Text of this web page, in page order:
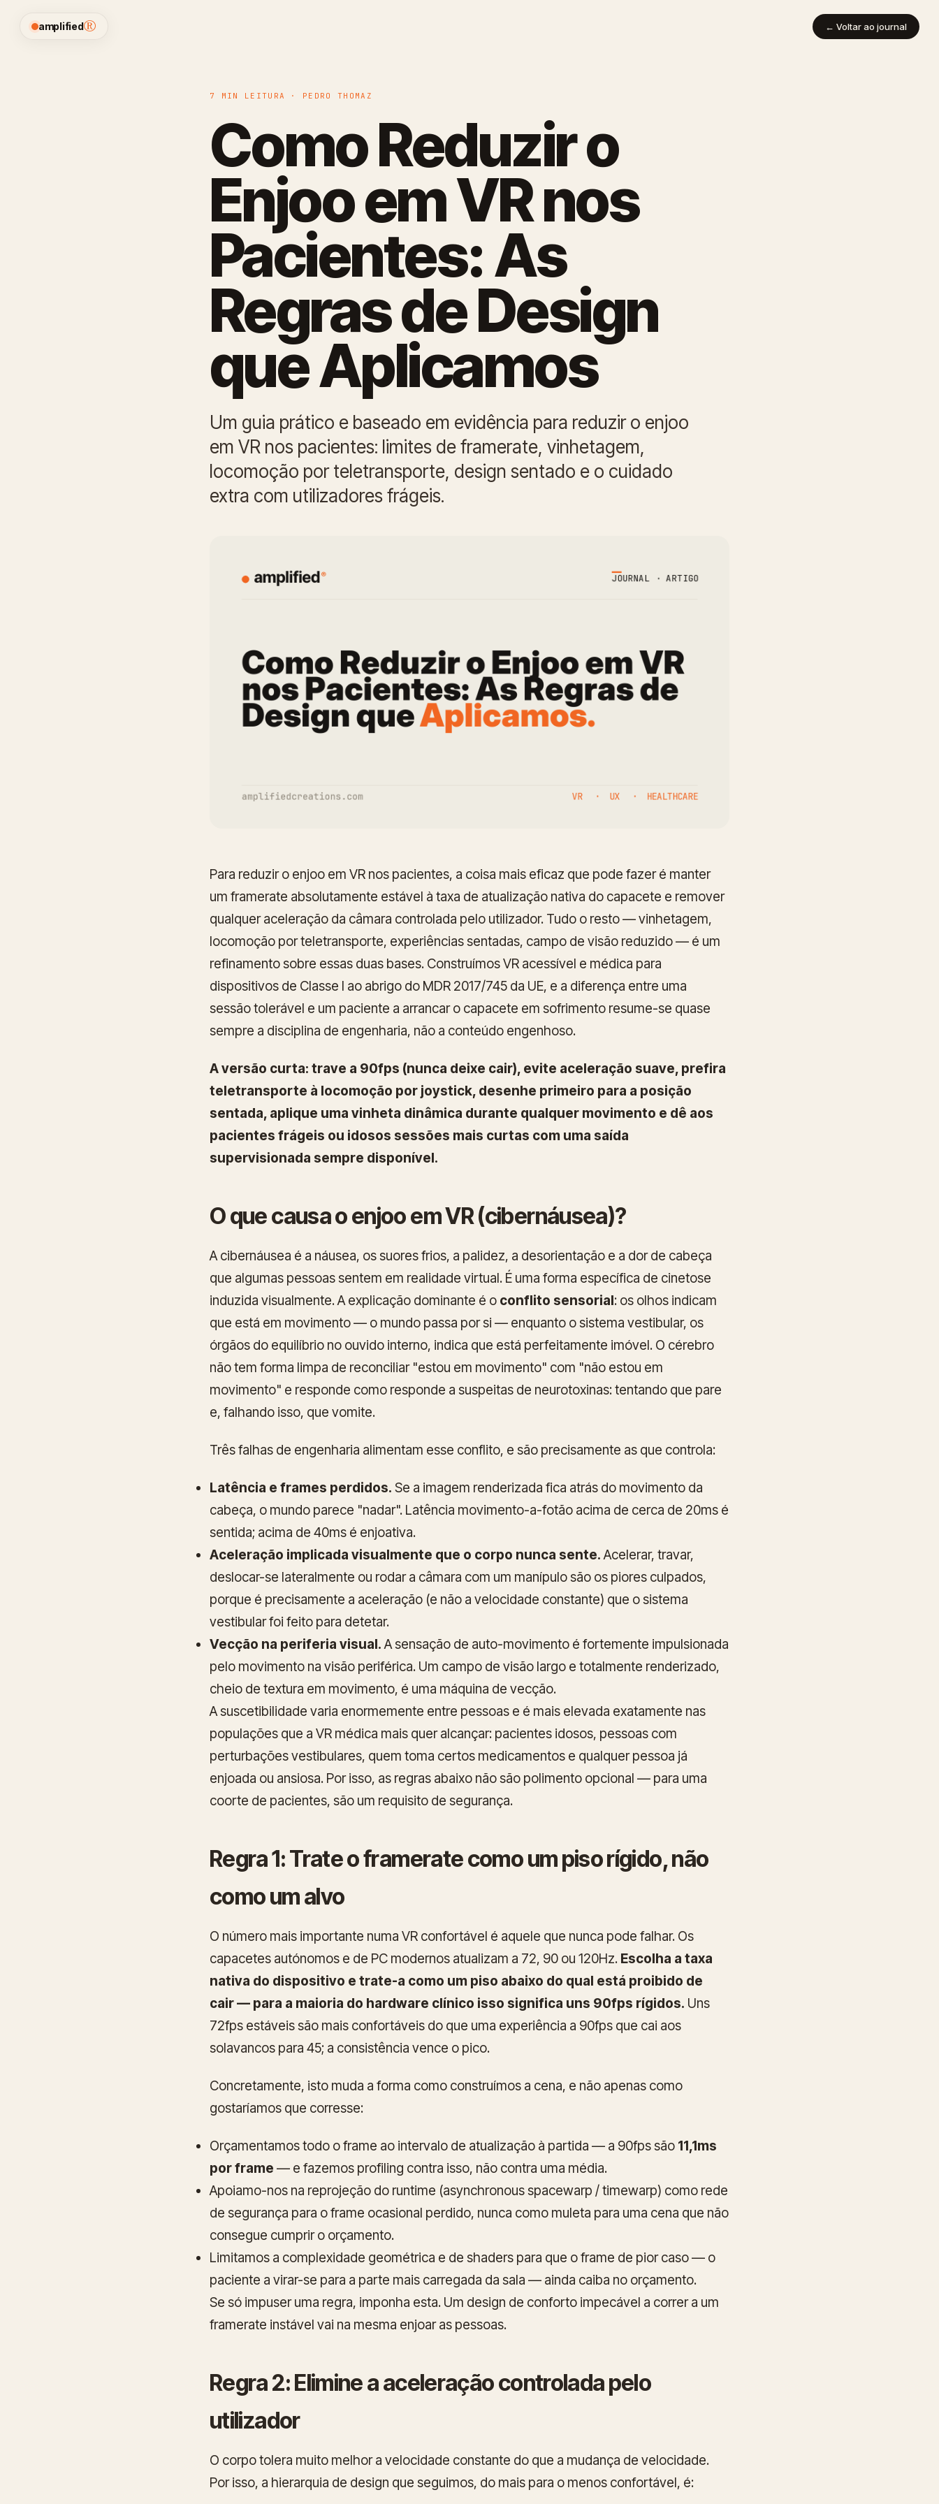
amplified® ← Voltar ao journal
7 MIN LEITURA · PEDRO THOMAZ
Como Reduzir o
Enjoo em VR nos
Pacientes: As
Regras de Design
que Aplicamos
Um guia prático e baseado em evidência para reduzir o enjoo
em VR nos pacientes: limites de framerate, vinhetagem,
locomoção por teletransporte, design sentado e o cuidado
extra com utilizadores frágeis.
Para reduzir o enjoo em VR nos pacientes, a coisa mais eficaz que pode fazer é manter
um framerate absolutamente estável à taxa de atualização nativa do capacete e remover
qualquer aceleração da câmara controlada pelo utilizador. Tudo o resto — vinhetagem,
locomoção por teletransporte, experiências sentadas, campo de visão reduzido — é um
refinamento sobre essas duas bases. Construímos VR acessível e médica para
dispositivos de Classe I ao abrigo do MDR 2017/745 da UE, e a diferença entre uma
sessão tolerável e um paciente a arrancar o capacete em sofrimento resume-se quase
sempre a disciplina de engenharia, não a conteúdo engenhoso.
A versão curta: trave a 90fps (nunca deixe cair), evite aceleração suave, prefira
teletransporte à locomoção por joystick, desenhe primeiro para a posição
sentada, aplique uma vinheta dinâmica durante qualquer movimento e dê aos
pacientes frágeis ou idosos sessões mais curtas com uma saída
supervisionada sempre disponível.
O que causa o enjoo em VR (cibernáusea)?
A cibernáusea é a náusea, os suores frios, a palidez, a desorientação e a dor de cabeça
que algumas pessoas sentem em realidade virtual. É uma forma específica de cinetose
induzida visualmente. A explicação dominante é o conflito sensorial: os olhos indicam
que está em movimento — o mundo passa por si — enquanto o sistema vestibular, os
órgãos do equilíbrio no ouvido interno, indica que está perfeitamente imóvel. O cérebro
não tem forma limpa de reconciliar "estou em movimento" com "não estou em
movimento" e responde como responde a suspeitas de neurotoxinas: tentando que pare
e, falhando isso, que vomite.
Três falhas de engenharia alimentam esse conflito, e são precisamente as que controla:
Latência e frames perdidos. Se a imagem renderizada fica atrás do movimento da
cabeça, o mundo parece "nadar". Latência movimento-a-fotão acima de cerca de 20ms é
sentida; acima de 40ms é enjoativa.
Aceleração implicada visualmente que o corpo nunca sente. Acelerar, travar,
deslocar-se lateralmente ou rodar a câmara com um manípulo são os piores culpados,
porque é precisamente a aceleração (e não a velocidade constante) que o sistema
vestibular foi feito para detetar.
Vecção na periferia visual. A sensação de auto-movimento é fortemente impulsionada
pelo movimento na visão periférica. Um campo de visão largo e totalmente renderizado,
cheio de textura em movimento, é uma máquina de vecção.
A suscetibilidade varia enormemente entre pessoas e é mais elevada exatamente nas
populações que a VR médica mais quer alcançar: pacientes idosos, pessoas com
perturbações vestibulares, quem toma certos medicamentos e qualquer pessoa já
enjoada ou ansiosa. Por isso, as regras abaixo não são polimento opcional — para uma
coorte de pacientes, são um requisito de segurança.
Regra 1: Trate o framerate como um piso rígido, não
como um alvo
O número mais importante numa VR confortável é aquele que nunca pode falhar. Os
capacetes autónomos e de PC modernos atualizam a 72, 90 ou 120Hz. Escolha a taxa
nativa do dispositivo e trate-a como um piso abaixo do qual está proibido de
cair — para a maioria do hardware clínico isso significa uns 90fps rígidos. Uns
72fps estáveis são mais confortáveis do que uma experiência a 90fps que cai aos
solavancos para 45; a consistência vence o pico.
Concretamente, isto muda a forma como construímos a cena, e não apenas como
gostaríamos que corresse:
Orçamentamos todo o frame ao intervalo de atualização à partida — a 90fps são 11,1ms
por frame — e fazemos profiling contra isso, não contra uma média.
Apoiamo-nos na reprojeção do runtime (asynchronous spacewarp / timewarp) como rede
de segurança para o frame ocasional perdido, nunca como muleta para uma cena que não
consegue cumprir o orçamento.
Limitamos a complexidade geométrica e de shaders para que o frame de pior caso— o
paciente a virar-se para a parte mais carregada da sala — ainda caiba no orçamento.
Se só impuser uma regra, imponha esta. Um design de conforto impecável a correr a um
framerate instável vai na mesma enjoar as pessoas.
Regra 2: Elimine a aceleração controlada pelo
utilizador
O corpo tolera muito melhor a velocidade constante do que a mudança de velocidade.
Por isso, a hierarquia de design que seguimos, do mais para o menos confortável, é: